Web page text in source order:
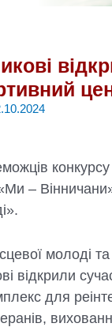
–
молоді
відкрили
для